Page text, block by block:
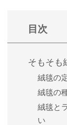
目次
そもそも
絨毯の
絨毯の
絨毯と
い